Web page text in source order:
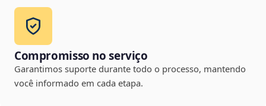
Compromisso no serviço
Garantimos suporte durante todo o processo, mantendo
você informado em cada etapa.